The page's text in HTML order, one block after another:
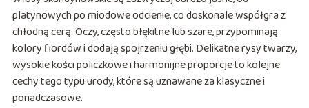
platynowych po miodowe odcienie, co doskonale współgra z
chłodną cerą. Oczy, często błękitne lub szare, przypominają
kolory fiordów i dodają spojrzeniu głębi. Delikatne rysy twarzy,
wysokie kości policzkowe i harmonijne proporcje to kolejne
cechy tego typu urody, które są uznawane za klasyczne i
ponadczasowe.